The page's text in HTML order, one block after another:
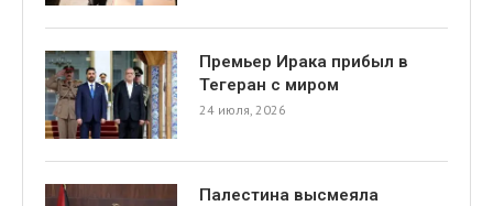
Премьер Ирака прибыл в
Тегеран с миром
24 июля, 2026
Палестина высмеяла